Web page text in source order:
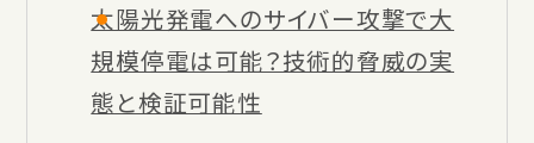
太陽光発電へのサイバー攻撃で大
規模停電は可能？技術的脅威の実
態と検証可能性